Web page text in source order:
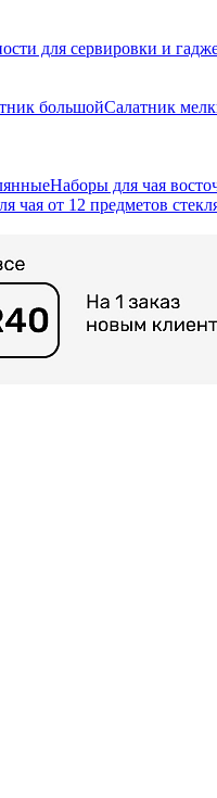
для сервировки и
большойСалатник
Наборы для чая
чая от 12 предметов